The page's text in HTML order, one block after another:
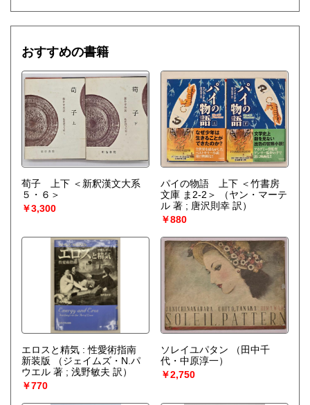
おすすめの書籍
荀子 上下 ＜新釈漢文大系
５・６＞
￥3,300
パイの物語 上下 ＜竹書房
文庫 ま2-2＞
（ヤン・マーテ
ル 著 ; 唐沢則幸 訳）
￥880
エロスと精気 : 性愛術指南
新装版
（ジェイムズ・N.パ
ウエル 著 ; 浅野敏夫 訳）
￥770
ソレイユパタン
（田中千
代・中原淳一）
￥2,750